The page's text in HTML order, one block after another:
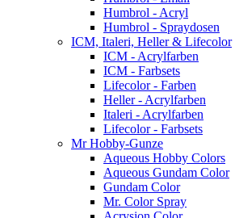
Humbrol - Acryl
Humbrol - Spraydosen
ICM, Italeri, Heller & Lifecolor
ICM - Acrylfarben
ICM - Farbsets
Lifecolor - Farben
Heller - Acrylfarben
Italeri - Acrylfarben
Lifecolor - Farbsets
Mr Hobby-Gunze
Aqueous Hobby Colors
Aqueous Gundam Color
Gundam Color
Mr. Color Spray